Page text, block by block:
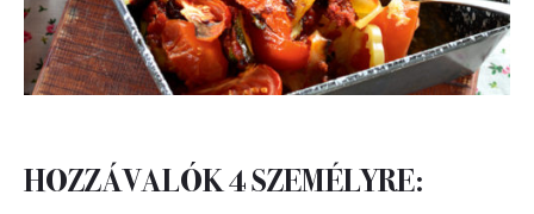
HOZZÁVALÓK 4 SZEMÉLYRE: